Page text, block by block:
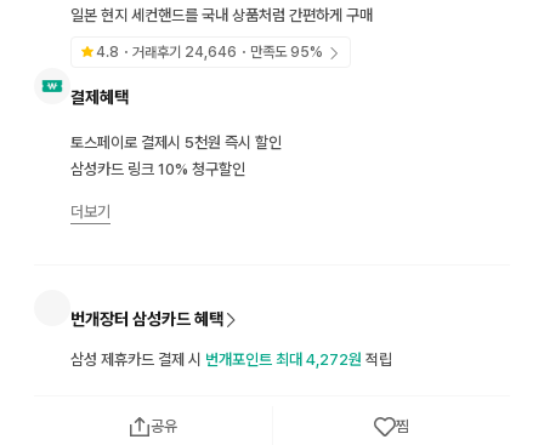
일본 현지 세컨핸드를 국내 상품처럼 간편하게 구매
4.8 ・거래후기 24,646 ・만족도95%
결제혜택
토스페이로 결제시 5천원 즉시 할인
삼성카드 링크 10% 청구할인
더보기
번개장터 삼성카드 혜택
삼성 제휴카드 결제 시 번개포인트 최대 4,272원 적립
공유 찜